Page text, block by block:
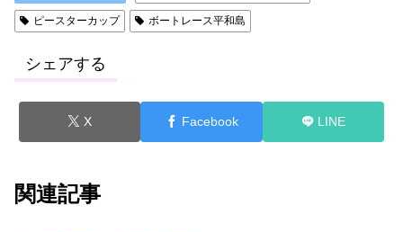
ピースターカップ ボートレース平和島
シェアする
X Facebook LINE
関連記事